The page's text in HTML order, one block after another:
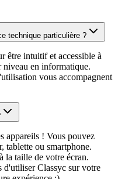
technique particulière ?
être intuitif et accessible à
niveau en informatique.
vous accompagnent
appareils ! Vous pouvez
tablette ou smartphone.
la taille de votre écran.
d'utiliser Classyc sur votre